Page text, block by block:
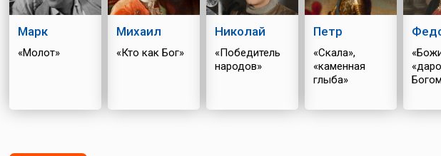
Марк
«Молот»
Михаил
«Кто как Бог»
Николай
«Победитель
народов»
Петр
«Скала»,
«каменная
глыба»